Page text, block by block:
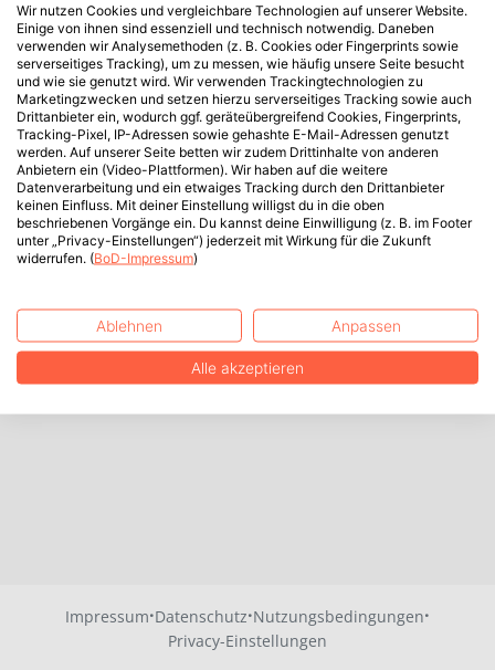
Impressum·Datenschutz·Nutzungsbedingungen·
Privacy-Einstellungen
Wir nutzen Cookies und vergleichbare Technologien auf unserer Website.
Einige von ihnen sind essenziell und technisch notwendig. Daneben
verwenden wir Analysemethoden (z. B. Cookies oder Fingerprints sowie
serverseitiges Tracking), um zu messen, wie häufig unsere Seite besucht
und wie sie genutzt wird. Wir verwenden Trackingtechnologien zu
Marketingzwecken und setzen hierzu serverseitiges Tracking sowie auch
Drittanbieter ein, wodurch ggf. geräteübergreifend Cookies, Fingerprints,
Tracking-Pixel, IP-Adressen sowie gehashte E-Mail-Adressen genutzt
werden. Auf unserer Seite betten wir zudem Drittinhalte von anderen
Anbietern ein (Video-Plattformen). Wir haben auf die weitere
Datenverarbeitung und ein etwaiges Tracking durch den Drittanbieter
keinen Einfluss. Mit deiner Einstellung willigst du in die oben
beschriebenen Vorgänge ein. Du kannst deine Einwilligung (z. B. im Footer
unter „Privacy-Einstellungen“) jederzeit mit Wirkung für die Zukunft
widerrufen. (BoD-Impressum)
Ablehnen Anpassen
Alle akzeptieren